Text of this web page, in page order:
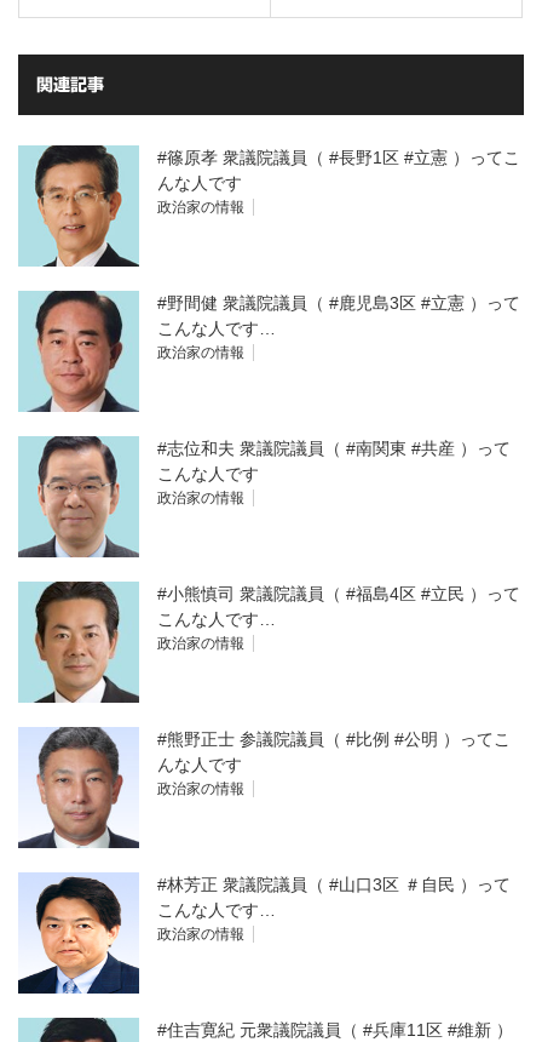
関連記事
#篠原孝 衆議院議員（ #長野1区 #立憲 ）ってこ
んな人です
政治家の情報
#野間健 衆議院議員（ #鹿児島3区 #立憲 ）って
こんな人です…
政治家の情報
#志位和夫 衆議院議員（ #南関東 #共産 ）って
こんな人です
政治家の情報
#小熊慎司 衆議院議員（ #福島4区 #立民 ）って
こんな人です…
政治家の情報
#熊野正士 参議院議員（ #比例 #公明 ）ってこ
んな人です
政治家の情報
#林芳正 衆議院議員（ #山口3区 ＃自民 ）って
こんな人です…
政治家の情報
#住吉寛紀 元衆議院議員（ #兵庫11区 #維新 ）